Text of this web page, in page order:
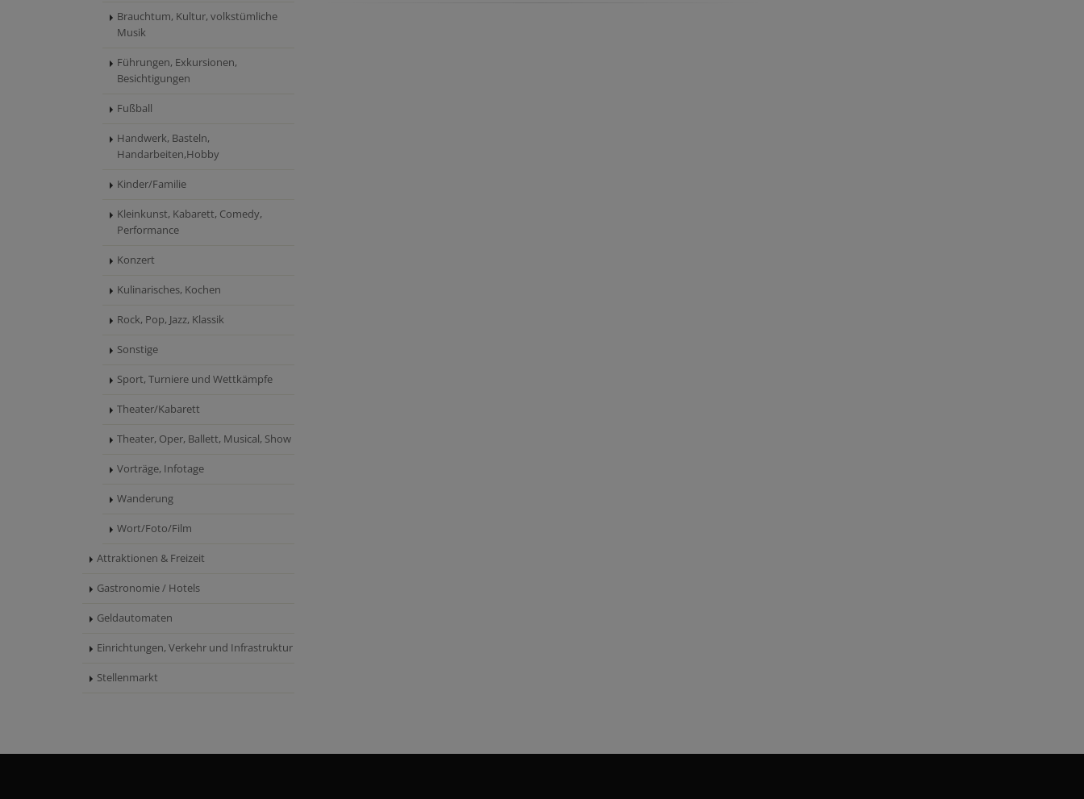
Brauchtum, Kultur, volkstümliche
Musik
Führungen, Exkursionen,
Besichtigungen
Fußball
Handwerk, Basteln,
Handarbeiten,Hobby
Kinder/Familie
Kleinkunst, Kabarett, Comedy,
Performance
Konzert
Kulinarisches, Kochen
Rock, Pop, Jazz, Klassik
Sonstige
Sport, Turniere und Wettkämpfe
Theater/Kabarett
Theater, Oper, Ballett, Musical, Show
Vorträge, Infotage
Wanderung
Wort/Foto/Film
Attraktionen & Freizeit
Gastronomie / Hotels
Geldautomaten
Einrichtungen, Verkehr und Infrastruktur
Stellenmarkt